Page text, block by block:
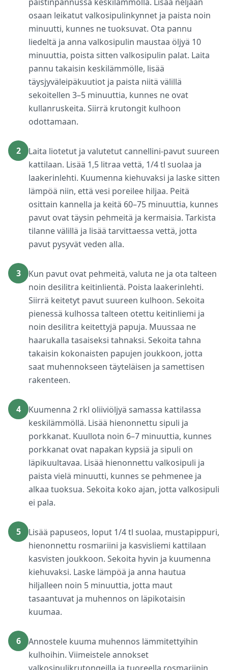
osaan leikatut valkosipulinkynnet ja paista noin
minuutti, kunnes ne tuoksuvat. Ota pannu
liedeltä ja anna valkosipulin maustaa öljyä 10
minuuttia, poista sitten valkosipulin palat. Laita
pannu takaisin keskilämmölle, lisää
täysjyväleipäkuutiot ja paista niitä välillä
sekoitellen 3–5 minuuttia, kunnes ne ovat
kullanruskeita. Siirrä krutongit kulhoon
odottamaan.
2
Laita liotetut ja valutetut cannellini-pavut suureen
kattilaan. Lisää 1,5 litraa vettä, 1/4 tl suolaa ja
laakerinlehti. Kuumenna kiehuvaksi ja laske sitten
lämpöä niin, että vesi poreilee hiljaa. Peitä
osittain kannella ja keitä 60–75 minuuttia, kunnes
pavut ovat täysin pehmeitä ja kermaisia. Tarkista
tilanne välillä ja lisää tarvittaessa vettä, jotta
pavut pysyvät veden alla.
3
Kun pavut ovat pehmeitä, valuta ne ja ota talteen
noin desilitra keitinlientä. Poista laakerinlehti.
Siirrä keitetyt pavut suureen kulhoon. Sekoita
pienessä kulhossa talteen otettu keitinliemi ja
noin desilitra keitettyjä papuja. Muussaa ne
haarukalla tasaiseksi tahnaksi. Sekoita tahna
takaisin kokonaisten papujen joukkoon, jotta
saat muhennokseen täyteläisen ja samettisen
rakenteen.
4
Kuumenna 2 rkl oliiviöljyä samassa kattilassa
keskilämmöllä. Lisää hienonnettu sipuli ja
porkkanat. Kuullota noin 6–7 minuuttia, kunnes
porkkanat ovat napakan kypsiä ja sipuli on
läpikuultavaa. Lisää hienonnettu valkosipuli ja
paista vielä minuutti, kunnes se pehmenee ja
alkaa tuoksua. Sekoita koko ajan, jotta valkosipuli
ei pala.
5
Lisää papuseos, loput 1/4 tl suolaa, mustapippuri,
hienonnettu rosmariini ja kasvisliemi kattilaan
kasvisten joukkoon. Sekoita hyvin ja kuumenna
kiehuvaksi. Laske lämpöä ja anna hautua
hiljalleen noin 5 minuuttia, jotta maut
tasaantuvat ja muhennos on läpikotaisin
kuumaa.
6
Annostele kuuma muhennos lämmitettyihin
kulhoihin. Viimeistele annokset